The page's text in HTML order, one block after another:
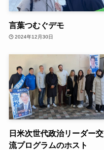
言葉つむぐデモ
2024年12月30日
日米次世代政治リーダー交
流プログラムのホスト